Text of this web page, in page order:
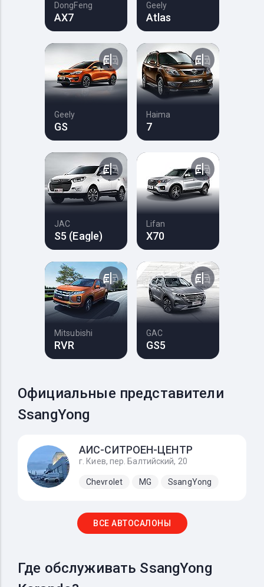
DongFeng
AX7
Geely
Atlas
Geely
GS
Haima
7
JAC
S5 (Eagle)
Lifan
X70
Mitsubishi
RVR
GAC
GS5
Официальные представители
SsangYong
АИС-СИТРОЕН-ЦЕНТР
г. Киев, пер. Балтийский, 20
Chevrolet MG SsangYong
ВСЕ АВТОСАЛОНЫ
Где обслуживать SsangYong